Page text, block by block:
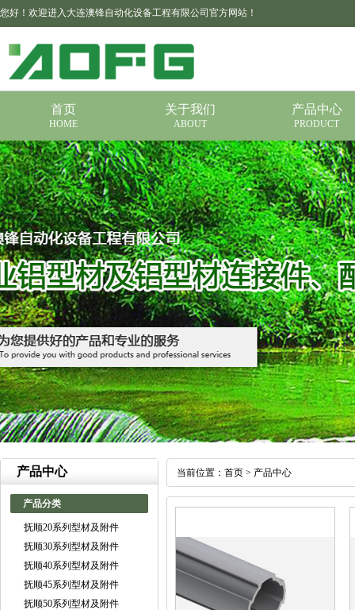
您好！欢迎进入大连澳锋自动化设备工程有限公司官方网站！
首页
HOME
关于我们
ABOUT
产品中心
PRODUCT
产品中心
产品分类
抚顺20系列型材及附件
抚顺30系列型材及附件
抚顺40系列型材及附件
抚顺45系列型材及附件
抚顺50系列型材及附件
当前位置： 首页 > 产品中心